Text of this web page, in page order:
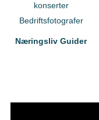
konserter
Bedriftsfotografer
Næringsliv Guider